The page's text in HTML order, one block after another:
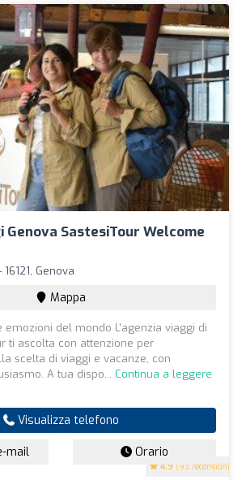
Genova SastesiTour Welcome
4.9 (93 recensioni)
Genova
Mappa
emozioni del mondo L'agenzia viaggi di
ti ascolta con attenzione per
scelta di viaggi e vacanze, con
A tua dispo... Continua a leggere
Visualizza telefono
mail Orario